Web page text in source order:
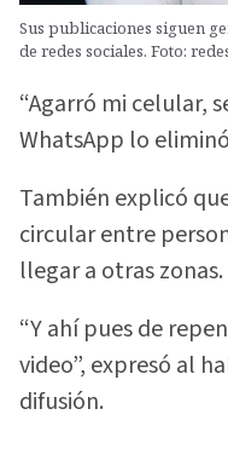
Sus publicaciones siguen
de redes sociales. Foto:
“Agarró mi celular,
WhatsApp lo
También explicó
circular entre
llegar a otras zonas.
“Y ahí pues de
video”, expresó al
difusión.